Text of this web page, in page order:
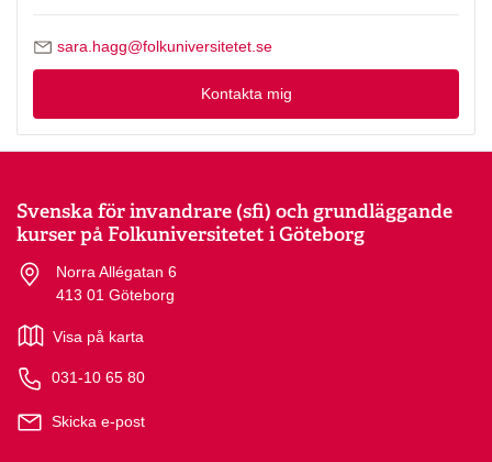
Skicka mejl till Sara Hägg
sara.hagg@folkuniversitetet.se
Kontakta mig
Svenska för invandrare (sfi) och grundläggande
kurser på Folkuniversitetet i Göteborg
Norra Allégatan 6
413 01 Göteborg
Visa på karta
031-10 65 80
Skicka e-post